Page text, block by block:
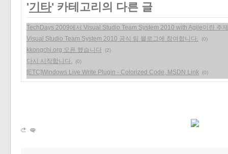
'기타' 카테고리의 다른 글
TechDays 2009에서 Visual Studio Team System 2010 with Agile이란 주
Visual Studio Team System 2010 공식 팀 블로그에 참여합니다.
(0)
kkongchi.org 오픈 했습니다 (2)
다시 시작합니다. (0)
[ETC]Windows Live Write Plugin - Colorized Code, MSDN Link (0)
« »